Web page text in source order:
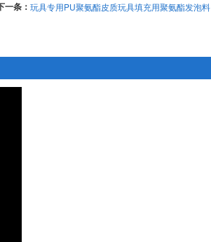
一条：玩具专用PU聚氨酯皮质玩具填充用聚氨酯发泡料